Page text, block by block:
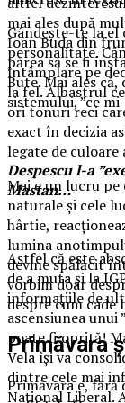
mai ales după
Ioan Buda din
părea să se fi
Bute. Mai ales
sistemului, ”ce
Despescu l-a
Mastan…
Astfel că este
de a muta și la
informațiile de
ascensiunea
poate fi oprită!
Vela își va
dintre cele mai
Național Liberal.
Gândește-te la el
personalitate.
întâmplare pe
la fel. Albastrul
ori tonuri reci
exact în decizia
legate de culoare
Mai e un lucru
naturale și cele
hârtie,
lumina
devine spălăcit
vorbim doar
despre cum cade
Primăvara
Primăvara e, fără